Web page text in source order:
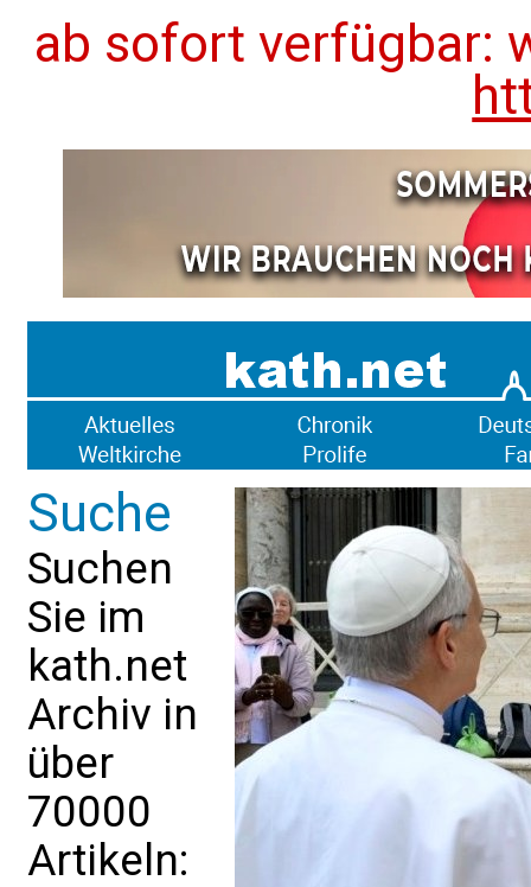
ab sofort verfügbar:
Suche
Suchen
Sie im
kath.net
Archiv in
über
70000
Artikeln: